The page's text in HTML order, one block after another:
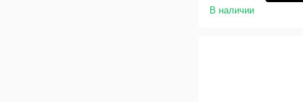
В наличии